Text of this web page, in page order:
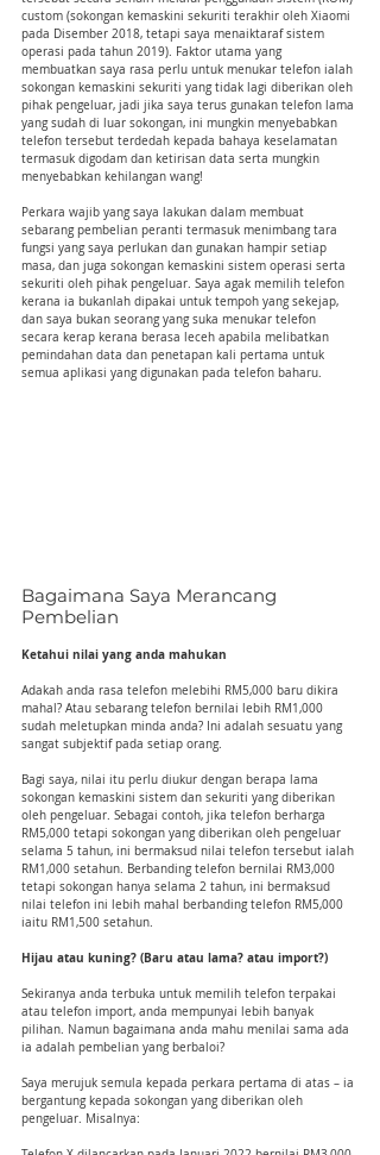
custom (sokongan kemaskini sekuriti terakhir oleh Xiaomi
pada Disember 2018, tetapi saya menaiktaraf sistem
operasi pada tahun 2019). Faktor utama yang
membuatkan saya rasa perlu untuk menukar telefon ialah
sokongan kemaskini sekuriti yang tidak lagi diberikan oleh
pihak pengeluar, jadi jika saya terus gunakan telefon lama
yang sudah di luar sokongan, ini mungkin menyebabkan
telefon tersebut terdedah kepada bahaya keselamatan
termasuk digodam dan ketirisan data serta mungkin
menyebabkan kehilangan wang!
Perkara wajib yang saya lakukan dalam membuat
sebarang pembelian peranti termasuk menimbang tara
fungsi yang saya perlukan dan gunakan hampir setiap
masa, dan juga sokongan kemaskini sistem operasi serta
sekuriti oleh pihak pengeluar. Saya agak memilih telefon
kerana ia bukanlah dipakai untuk tempoh yang sekejap,
dan saya bukan seorang yang suka menukar telefon
secara kerap kerana berasa leceh apabila melibatkan
pemindahan data dan penetapan kali pertama untuk
semua aplikasi yang digunakan pada telefon baharu.
Bagaimana Saya Merancang
Pembelian
Ketahui nilai yang anda mahukan
Adakah anda rasa telefon melebihi RM5,000 baru dikira
mahal? Atau sebarang telefon bernilai lebih RM1,000
sudah meletupkan minda anda? Ini adalah sesuatu yang
sangat subjektif pada setiap orang.
Bagi saya, nilai itu perlu diukur dengan berapa lama
sokongan kemaskini sistem dan sekuriti yang diberikan
oleh pengeluar. Sebagai contoh, jika telefon berharga
RM5,000 tetapi sokongan yang diberikan oleh pengeluar
selama 5 tahun, ini bermaksud nilai telefon tersebut ialah
RM1,000 setahun. Berbanding telefon bernilai RM3,000
tetapi sokongan hanya selama 2 tahun, ini bermaksud
nilai telefon ini lebih mahal berbanding telefon RM5,000
iaitu RM1,500 setahun.
Hijau atau kuning? (Baru atau lama? atau import?)
Sekiranya anda terbuka untuk memilih telefon terpakai
atau telefon import, anda mempunyai lebih banyak
pilihan. Namun bagaimana anda mahu menilai sama ada
ia adalah pembelian yang berbaloi?
Saya merujuk semula kepada perkara pertama di atas – ia
bergantung kepada sokongan yang diberikan oleh
pengeluar. Misalnya: